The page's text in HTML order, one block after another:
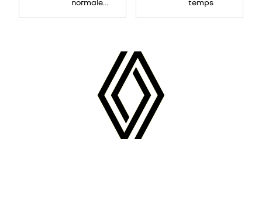
normale
temps